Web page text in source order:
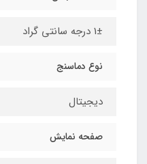
1± درجه سانتی گراد
نوع دماسنج
دیجیتال
صفحه نمایش